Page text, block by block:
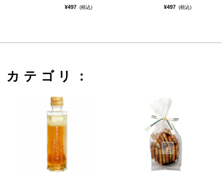
¥497 (税込) ¥497 (税込)
カテゴリ：